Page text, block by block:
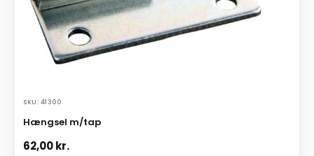
SKU: 41300
Hængsel m/tap
62,00kr.